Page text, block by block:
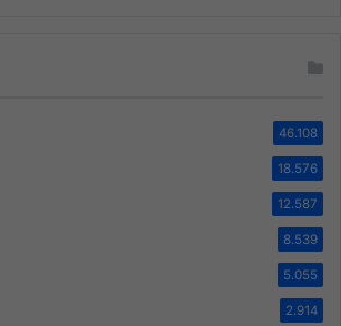
46.108
18.576
12.587
8.539
5.055
2.914